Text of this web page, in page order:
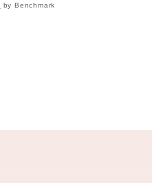
by Benchmark